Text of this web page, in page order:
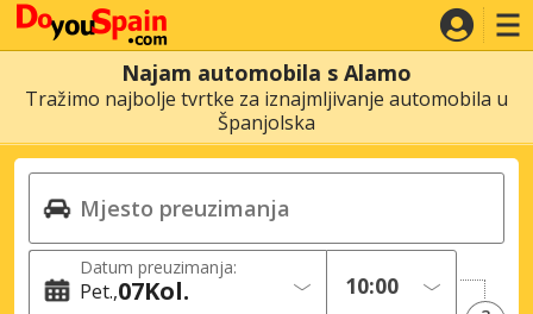
Najam automobila s Alamo
Tražimo najbolje tvrtke za iznajmljivanje automobila u
Španjolska
Datum preuzimanja:
Pet. 07Kol.